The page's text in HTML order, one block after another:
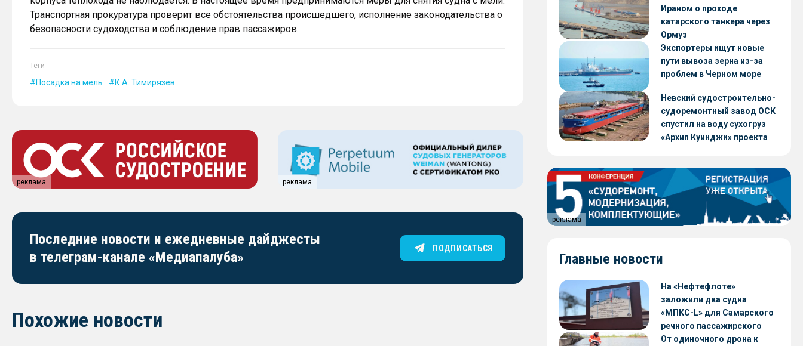
Транспортная прокуратура проверит все обстоятельства происшедшего, исполнение законодательства о
безопасности судоходства и соблюдение прав пассажиров.
Теги
Посадка на мель К.А. Тимирязев
реклама реклама
Последние новости и ежедневные дайджесты
в телеграм-канале «Медиапалуба»
ПОДПИСАТЬСЯ
Похожие новости
Ираном о проходе
катарского танкера через
Ормуз
Экспортеры ищут новые
пути вывоза зерна из-за
проблем в Черном море
Невский судостроительно-
судоремонтный завод ОСК
спустил на воду сухогруз
«Архип Куинджи» проекта
реклама
Главные новости
На «Нефтефлоте»
заложили два судна
«МПКС-L» для Самарского
речного пассажирского
предприятия
От одиночного дрона к